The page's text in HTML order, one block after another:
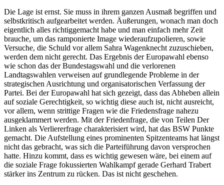
Die Lage ist ernst. Sie muss in ihrem ganzen Ausmaß begriffen und
selbstkritisch aufgearbeitet werden. Äußerungen, wonach man doch
eigentlich alles richtiggemacht habe und man einfach mehr Zeit
brauche, um das ramponierte Image wiederaufzupolieren, sowie
Versuche, die Schuld vor allem Sahra Wagenknecht zuzuschieben,
werden dem nicht gerecht. Das Ergebnis der Europawahl ebenso
wie schon das der Bundestagswahl und die verlorenen
Landtagswahlen verweisen auf grundlegende Probleme in der
strategischen Ausrichtung und organisatorischen Verfassung der
Partei. Bei der Europawahl hat sich gezeigt, dass das Abheben allein
auf soziale Gerechtigkeit, so wichtig diese auch ist, nicht ausreicht,
vor allem, wenn strittige Fragen wie die Friedensfrage nahezu
ausgeklammert werden. Mit der Friedenfrage, die von Teilen Der
Linken als Verliererfrage charakterisiert wird, hat das BSW Punkte
gemacht. Die Aufstellung eines prominenten Spitzenteams hat längst
nicht das gebracht, was sich die Parteiführung davon versprochen
hatte. Hinzu kommt, dass es wichtig gewesen wäre, bei einem auf
die soziale Frage fokussierten Wahlkampf gerade Gerhard Trabert
stärker ins Zentrum zu rücken. Das ist nicht geschehen.